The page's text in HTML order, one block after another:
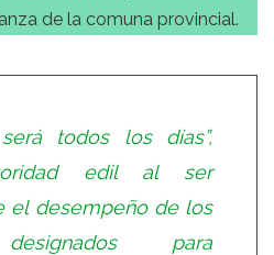
de la comuna provincial.
todos los días”,
edil al ser
el desempeño de los
para